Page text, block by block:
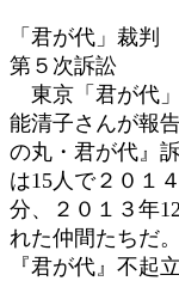
「君が代」裁判
第５次訴訟
東京「君が代
能清子さんが報
の丸・君が代』
は15人で２０１
分、２０１３年
れた仲間たちだ
『君が代』不起